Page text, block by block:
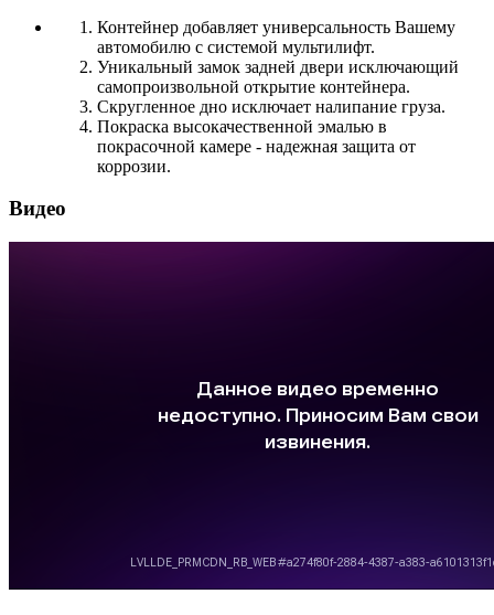
Контейнер добавляет универсальность Вашему
автомобилю с системой мультилифт.
Уникальный замок задней двери исключающий
самопроизвольной открытие контейнера.
Скругленное дно исключает налипание груза.
Покраска высокачественной эмалью в
покрасочной камере - надежная защита от
коррозии.
Видео